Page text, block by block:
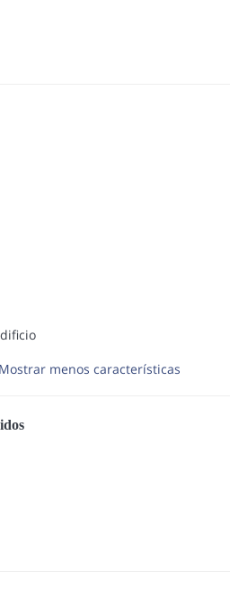
Mostrar menos características